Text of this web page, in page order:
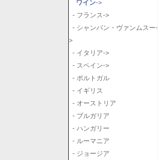
ワイン->
- フランス->
- シャンパン・ヴァンムスー-
>
- イタリア->
- スペイン->
- ポルトガル
- イギリス
- オーストリア
- ブルガリア
- ハンガリー
- ルーマニア
- ジョージア